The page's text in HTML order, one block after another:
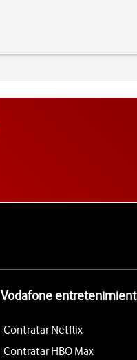
Vodafone
Contratar Netflix
Contratar HBO Max